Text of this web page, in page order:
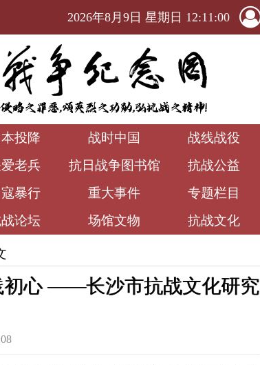
2026年8月9日 星期日 12:11:01
本投降 战时中国
战线战役
老兵 抗日战争图书馆
抗战公益
寇暴行 重大事件
专题栏目
论坛 场馆文物 抗战文化
初心 ——长沙市抗战文化研究